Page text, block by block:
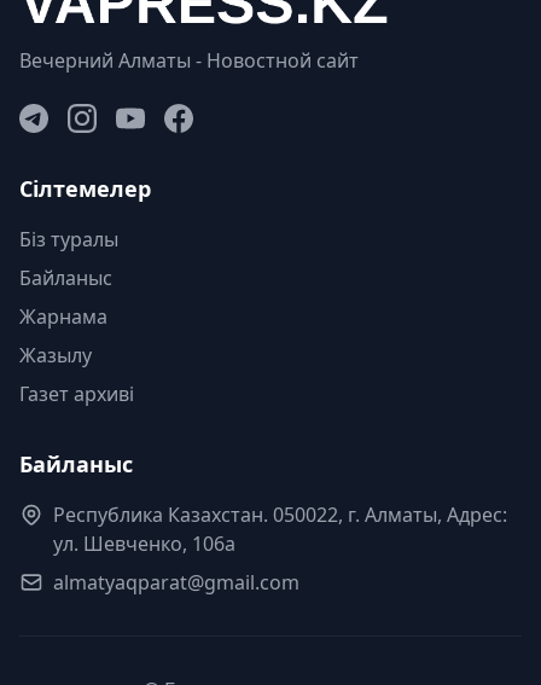
Вечерний Алматы - Новостной сайт
Сілтемелер
Біз туралы
Байланыс
Жарнама
Жазылу
Газет архиві
Байланыс
Республика Казахстан. 050022, г. Алматы, Адрес:
ул. Шевченко, 106а
almatyaqparat@gmail.com